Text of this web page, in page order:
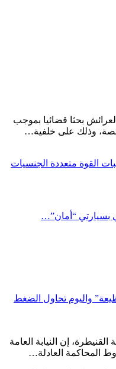
بحثا قضائيا بموجب
وذلك على خلفية…
القوة متعددة الجنسيات
بسيارتي “أمان”…
واليوم تحاول الضغط
إن النيابة العامة
المحاكمة العادلة…